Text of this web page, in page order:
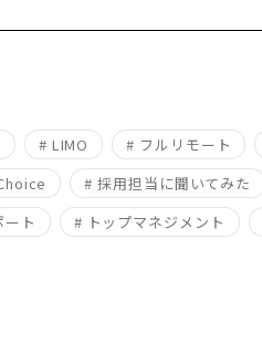
# LIMO # フルリモート
# 採用担当に聞いてみた
ト
# トップマネジメント